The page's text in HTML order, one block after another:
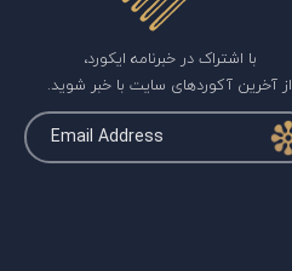
با اشتراک در خبرنامه ایکورد،
از آخرین آکوردهای سایت با خبر شوید.